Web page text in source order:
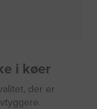
i køer
der er